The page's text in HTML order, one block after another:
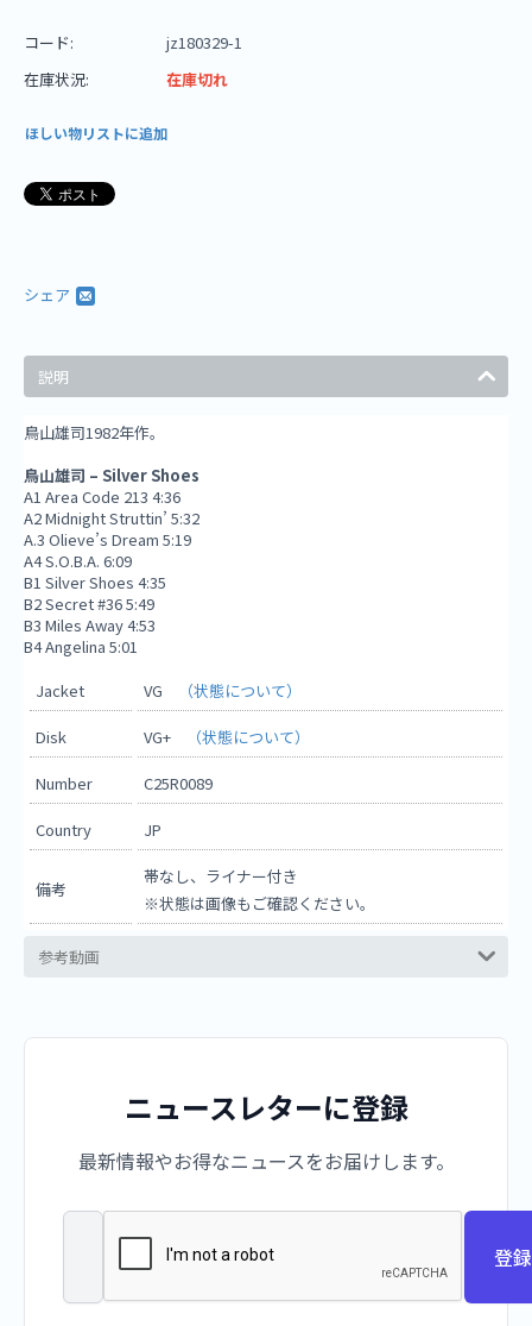
コード:
jz180329-1
在庫状況:
在庫切れ
ほしい物リストに追加
シェア
説明
鳥山雄司1982年作。
鳥山雄司 ‎– Silver Shoes
A1 Area Code 213 4:36
A2 Midnight Struttin’ 5:32
A.3 Olieve’s Dream 5:19
A4 S.O.B.A. 6:09
B1 Silver Shoes 4:35
B2 Secret #36 5:49
B3 Miles Away 4:53
B4 Angelina 5:01
Jacket
VG （状態について）
Disk VG+ （状態について）
Number C25R0089
Country JP
備考
帯なし、ライナー付き
※状態は画像もご確認ください。
参考動画
ニュースレターに登録
最新情報やお得なニュースをお届けします。
登